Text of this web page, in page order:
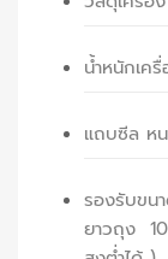
น้ำห
แถบ
รองรับ
ยาวถุง